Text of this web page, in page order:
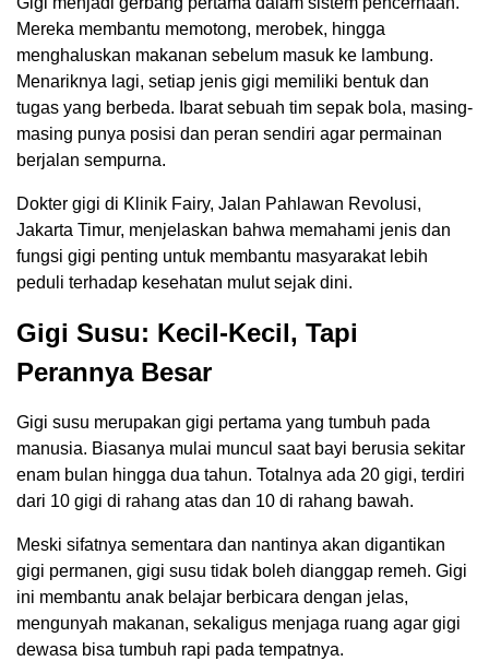
Mereka membantu memotong, merobek, hingga
menghaluskan makanan sebelum masuk ke lambung.
Menariknya lagi, setiap jenis gigi memiliki bentuk dan
tugas yang berbeda. Ibarat sebuah tim sepak bola, masing-
masing punya posisi dan peran sendiri agar permainan
berjalan sempurna.
Dokter gigi di Klinik Fairy, Jalan Pahlawan Revolusi,
Jakarta Timur, menjelaskan bahwa memahami jenis dan
fungsi gigi penting untuk membantu masyarakat lebih
peduli terhadap kesehatan mulut sejak dini.
Gigi Susu: Kecil-Kecil, Tapi
Perannya Besar
Gigi susu merupakan gigi pertama yang tumbuh pada
manusia. Biasanya mulai muncul saat bayi berusia sekitar
enam bulan hingga dua tahun. Totalnya ada 20 gigi, terdiri
dari 10 gigi di rahang atas dan 10 di rahang bawah.
Meski sifatnya sementara dan nantinya akan digantikan
gigi permanen, gigi susu tidak boleh dianggap remeh. Gigi
ini membantu anak belajar berbicara dengan jelas,
mengunyah makanan, sekaligus menjaga ruang agar gigi
dewasa bisa tumbuh rapi pada tempatnya.